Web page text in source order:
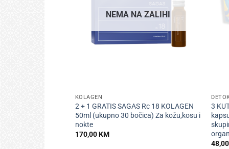
NEMA NA ZALIHI
KOLAGEN
2 + 1 GRATIS SAGAS Rc 18 KOLAGEN
50ml (ukupno 30 bočica) Za kožu,kosu i
nokte
170,00KM
3